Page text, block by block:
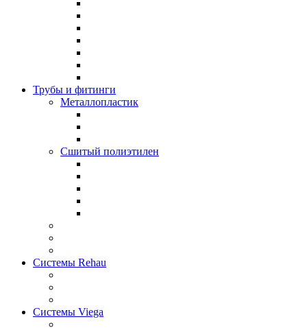
Трубы и фитинги
Металлопластик
Сшитый полиэтилен
Системы Rehau
Системы Viega